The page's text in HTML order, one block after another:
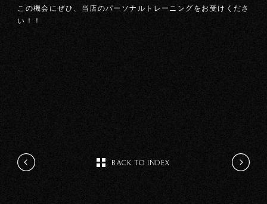
この機会にぜひ、当店のパーソナルトレーニングをお受けくださ
い！！
BACK TO INDEX